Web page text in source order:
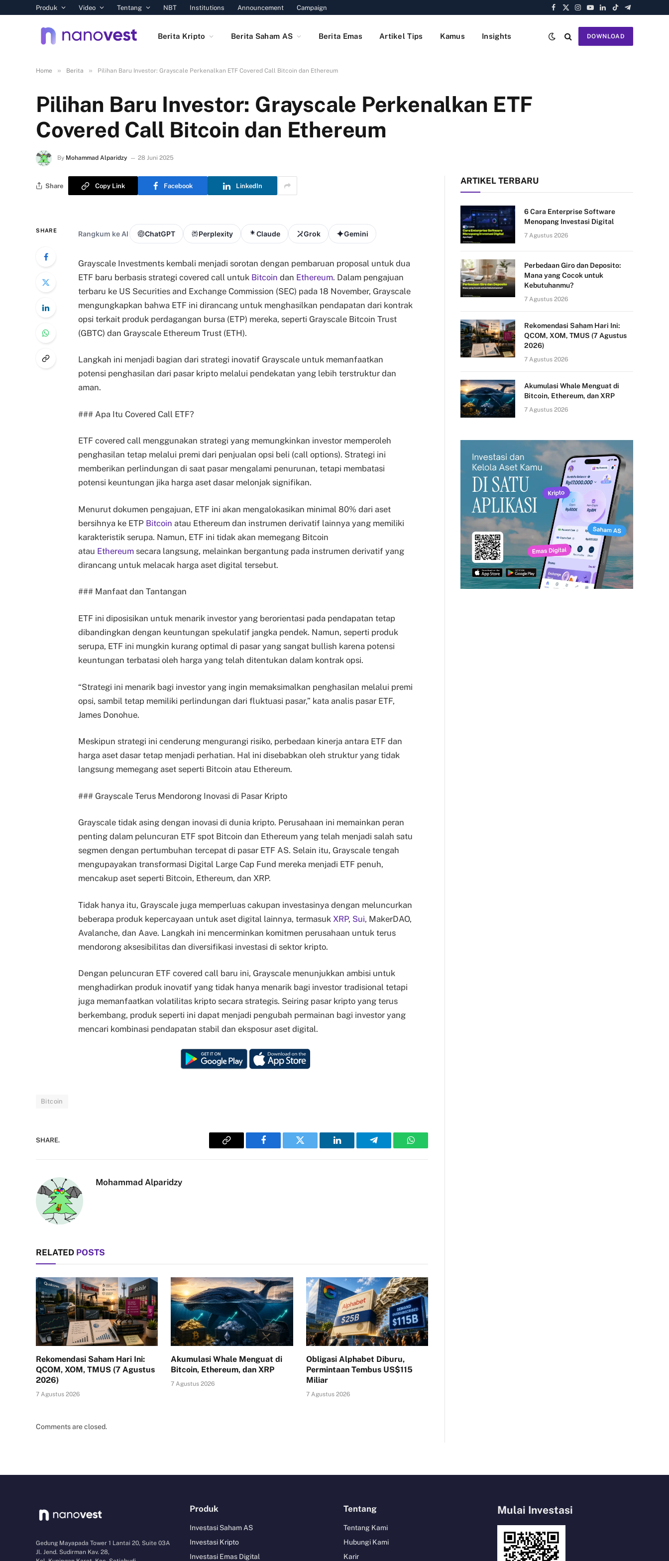
Produk Video Tentang NBT Institutions Announcement Campaign
Facebook
X
Instagram
YouTube
LinkedIn
TikTokTelegram
Berita Kripto Berita Saham AS Berita Emas Artikel Tips Kamus Insights DOWNLOAD
Home » Berita » Pilihan Baru Investor: Grayscale Perkenalkan ETF Covered Call Bitcoin dan Ethereum
Pilihan Baru Investor: Grayscale Perkenalkan ETF
Covered Call Bitcoin dan Ethereum
By Mohammad Alparidzy 28 Juni 2025
Share Copy Link Facebook LinkedIn
SHARE Rangkum ke AI ChatGPT Perplexity Claude Grok Gemini
Grayscale Investments kembali menjadi sorotan dengan pembaruan proposal untuk dua
ETF baru berbasis strategi covered call untuk Bitcoin dan Ethereum. Dalam pengajuan
terbaru ke US Securities and Exchange Commission (SEC) pada 18 November, Grayscale
mengungkapkan bahwa ETF ini dirancang untuk menghasilkan pendapatan dari kontrak
opsi terkait produk perdagangan bursa (ETP) mereka, seperti Grayscale Bitcoin Trust
(GBTC) dan Grayscale Ethereum Trust (ETH).
Langkah ini menjadi bagian dari strategi inovatif Grayscale untuk memanfaatkan
potensi penghasilan dari pasar kripto melalui pendekatan yang lebih terstruktur dan
aman.
### Apa Itu Covered Call ETF?
ETF covered call menggunakan strategi yang memungkinkan investor memperoleh
penghasilan tetap melalui premi dari penjualan opsi beli (call options). Strategi ini
memberikan perlindungan di saat pasar mengalami penurunan, tetapi membatasi
potensi keuntungan jika harga aset dasar melonjak signifikan.
Menurut dokumen pengajuan, ETF ini akan mengalokasikan minimal 80% dari aset
bersihnya ke ETP Bitcoin atau Ethereum dan instrumen derivatif lainnya yang memiliki
karakteristik serupa. Namun, ETF ini tidak akan memegang Bitcoin
atau Ethereum secara langsung, melainkan bergantung pada instrumen derivatif yang
dirancang untuk melacak harga aset digital tersebut.
### Manfaat dan Tantangan
ETF ini diposisikan untuk menarik investor yang berorientasi pada pendapatan tetap
dibandingkan dengan keuntungan spekulatif jangka pendek. Namun, seperti produk
serupa, ETF ini mungkin kurang optimal di pasar yang sangat bullish karena potensi
keuntungan terbatasi oleh harga yang telah ditentukan dalam kontrak opsi.
“Strategi ini menarik bagi investor yang ingin memaksimalkan penghasilan melalui premi
opsi, sambil tetap memiliki perlindungan dari fluktuasi pasar,” kata analis pasar ETF,
James Donohue.
Meskipun strategi ini cenderung mengurangi risiko, perbedaan kinerja antara ETF dan
harga aset dasar tetap menjadi perhatian. Hal ini disebabkan oleh struktur yang tidak
langsung memegang aset seperti Bitcoin atau Ethereum.
### Grayscale Terus Mendorong Inovasi di Pasar Kripto
Grayscale tidak asing dengan inovasi di dunia kripto. Perusahaan ini memainkan peran
penting dalam peluncuran ETF spot Bitcoin dan Ethereum yang telah menjadi salah satu
segmen dengan pertumbuhan tercepat di pasar ETF AS. Selain itu, Grayscale tengah
mengupayakan transformasi Digital Large Cap Fund mereka menjadi ETF penuh,
mencakup aset seperti Bitcoin, Ethereum, dan XRP.
Tidak hanya itu, Grayscale juga memperluas cakupan investasinya dengan meluncurkan
beberapa produk kepercayaan untuk aset digital lainnya, termasuk XRP, Sui, MakerDAO,
Avalanche, dan Aave. Langkah ini mencerminkan komitmen perusahaan untuk terus
mendorong aksesibilitas dan diversifikasi investasi di sektor kripto.
Dengan peluncuran ETF covered call baru ini, Grayscale menunjukkan ambisi untuk
menghadirkan produk inovatif yang tidak hanya menarik bagi investor tradisional tetapi
juga memanfaatkan volatilitas kripto secara strategis. Seiring pasar kripto yang terus
berkembang, produk seperti ini dapat menjadi pengubah permainan bagi investor yang
mencari kombinasi pendapatan stabil dan eksposur aset digital.
Bitcoin
SHARE.
Copy
Facebook Twitter LinkedIn Telegram WhatsApp
Mohammad Alparidzy
RELATED POSTS
Rekomendasi Saham Hari Ini:
QCOM, XOM, TMUS (7 Agustus
2026)
7 Agustus 2026
Akumulasi Whale Menguat di
Bitcoin, Ethereum, dan XRP
7 Agustus 2026
Obligasi Alphabet Diburu,
Permintaan Tembus US$115
Miliar
7 Agustus 2026
Comments are closed.
ARTIKEL TERBARU
6 Cara Enterprise Software
Menopang Investasi Digital
7 Agustus 2026
Perbedaan Giro dan Deposito:
Mana yang Cocok untuk
Kebutuhanmu?
7 Agustus 2026
Rekomendasi Saham Hari Ini:
QCOM, XOM, TMUS (7 Agustus
2026)
7 Agustus 2026
Akumulasi Whale Menguat di
Bitcoin, Ethereum, dan XRP
7 Agustus 2026
Gedung Mayapada Tower 1 Lantai 20, Suite 03A
Jl. Jend. Sudirman Kav. 28,
Produk
Investasi Saham AS
Investasi Kripto
Investasi Emas Digital
Tentang
Tentang Kami
Hubungi Kami
Karir
Mulai Investasi